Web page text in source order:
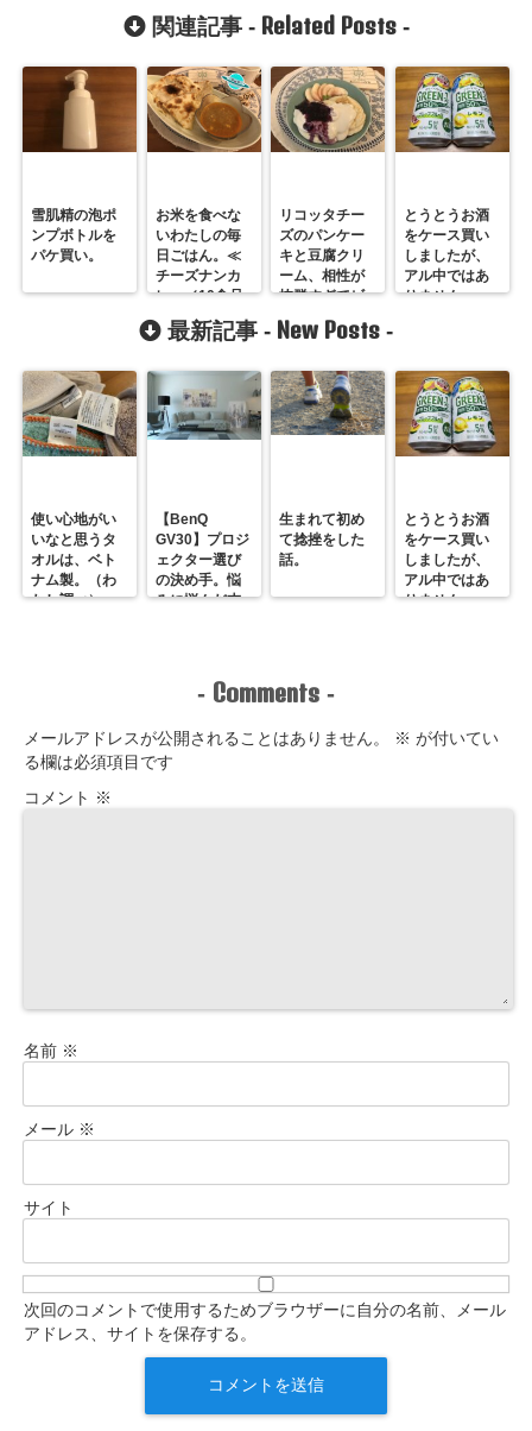
関連記事 - Related Posts-
雪肌精の泡ポ
ンプボトルを
パケ買い。
お米を食べな
いわたしの毎
日ごはん。≪
チーズナンカ
レー／10食品
群≫なんちゃ
って糖質制限
リコッタチー
ズのパンケー
キと豆腐クリ
ーム、相性が
抜群すぎてビ
ックリ！むし
ろ生クリーム
も？
とうとうお酒
をケース買い
しましたが、
アル中ではあ
りません。
最新記事 - New Posts -
使い心地がい
いなと思うタ
オルは、ベト
ナム製。（わ
たし調べ）
【BenQ
GV30】プロジ
ェクター選び
の決め手。悩
みに悩んだ末
生まれて初め
て捻挫をした
話。
とうとうお酒
をケース買い
しましたが、
アル中ではあ
りません。
- Comments -
メールアドレスが公開されることはありません。 ※ が付いてい
る欄は必須項目です
コメント ※
名前 ※
メール ※
サイト
次回のコメントで使用するためブラウザーに自分の名前、メール
アドレス、サイトを保存する。